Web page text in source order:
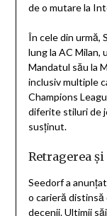
de o mutare la
În cele din urmă,
lung la AC Milan,
Mandatul său la
inclusiv multiple
Champions
diferite stiluri de
susținut.
Retragerea
Seedorf a
o carieră distinsă
decenii. Ultimii